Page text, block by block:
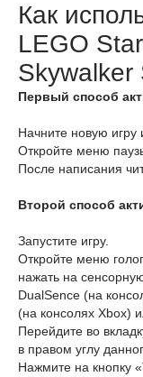
Как
LEGO
Skywalker
Первый способ
Начните новую игру
Откройте меню
После написания
Второй способ
Запустите игру.
Откройте меню
нажать на
DualSence (на
(на консолях Xbox)
Перейдите во
в правом углу
Нажмите на кнопку